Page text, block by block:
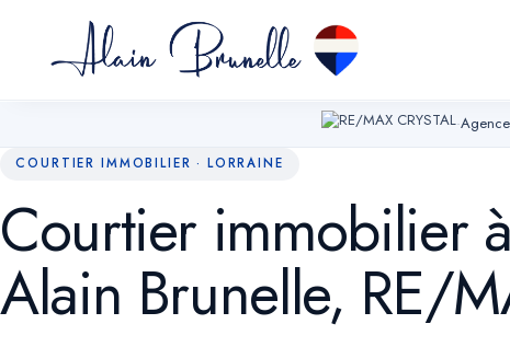
Essentiels TOUJOURS ACTIFS
Mémorisent votre choix de témoins, sécurisent les formulaires et
navigation. Sans eux, le site ne peut fonctionner.
·
COURTIER IMMOBILIER · LORRAINE
Courtier immobilier
Alain Brunelle, RE/